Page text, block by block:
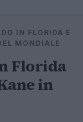
⌕ ×
IN FLORIDA E
MONDIALE
Florida
in